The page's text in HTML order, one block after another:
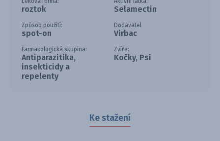
roztok Selamectin
Způsob použití:
spot-on
Dodavatel
Virbac
Farmakologická skupina:
Antiparazitika,
insekticidy a
repelenty
Zvíře:
Kočky, Psi
Ke stažení